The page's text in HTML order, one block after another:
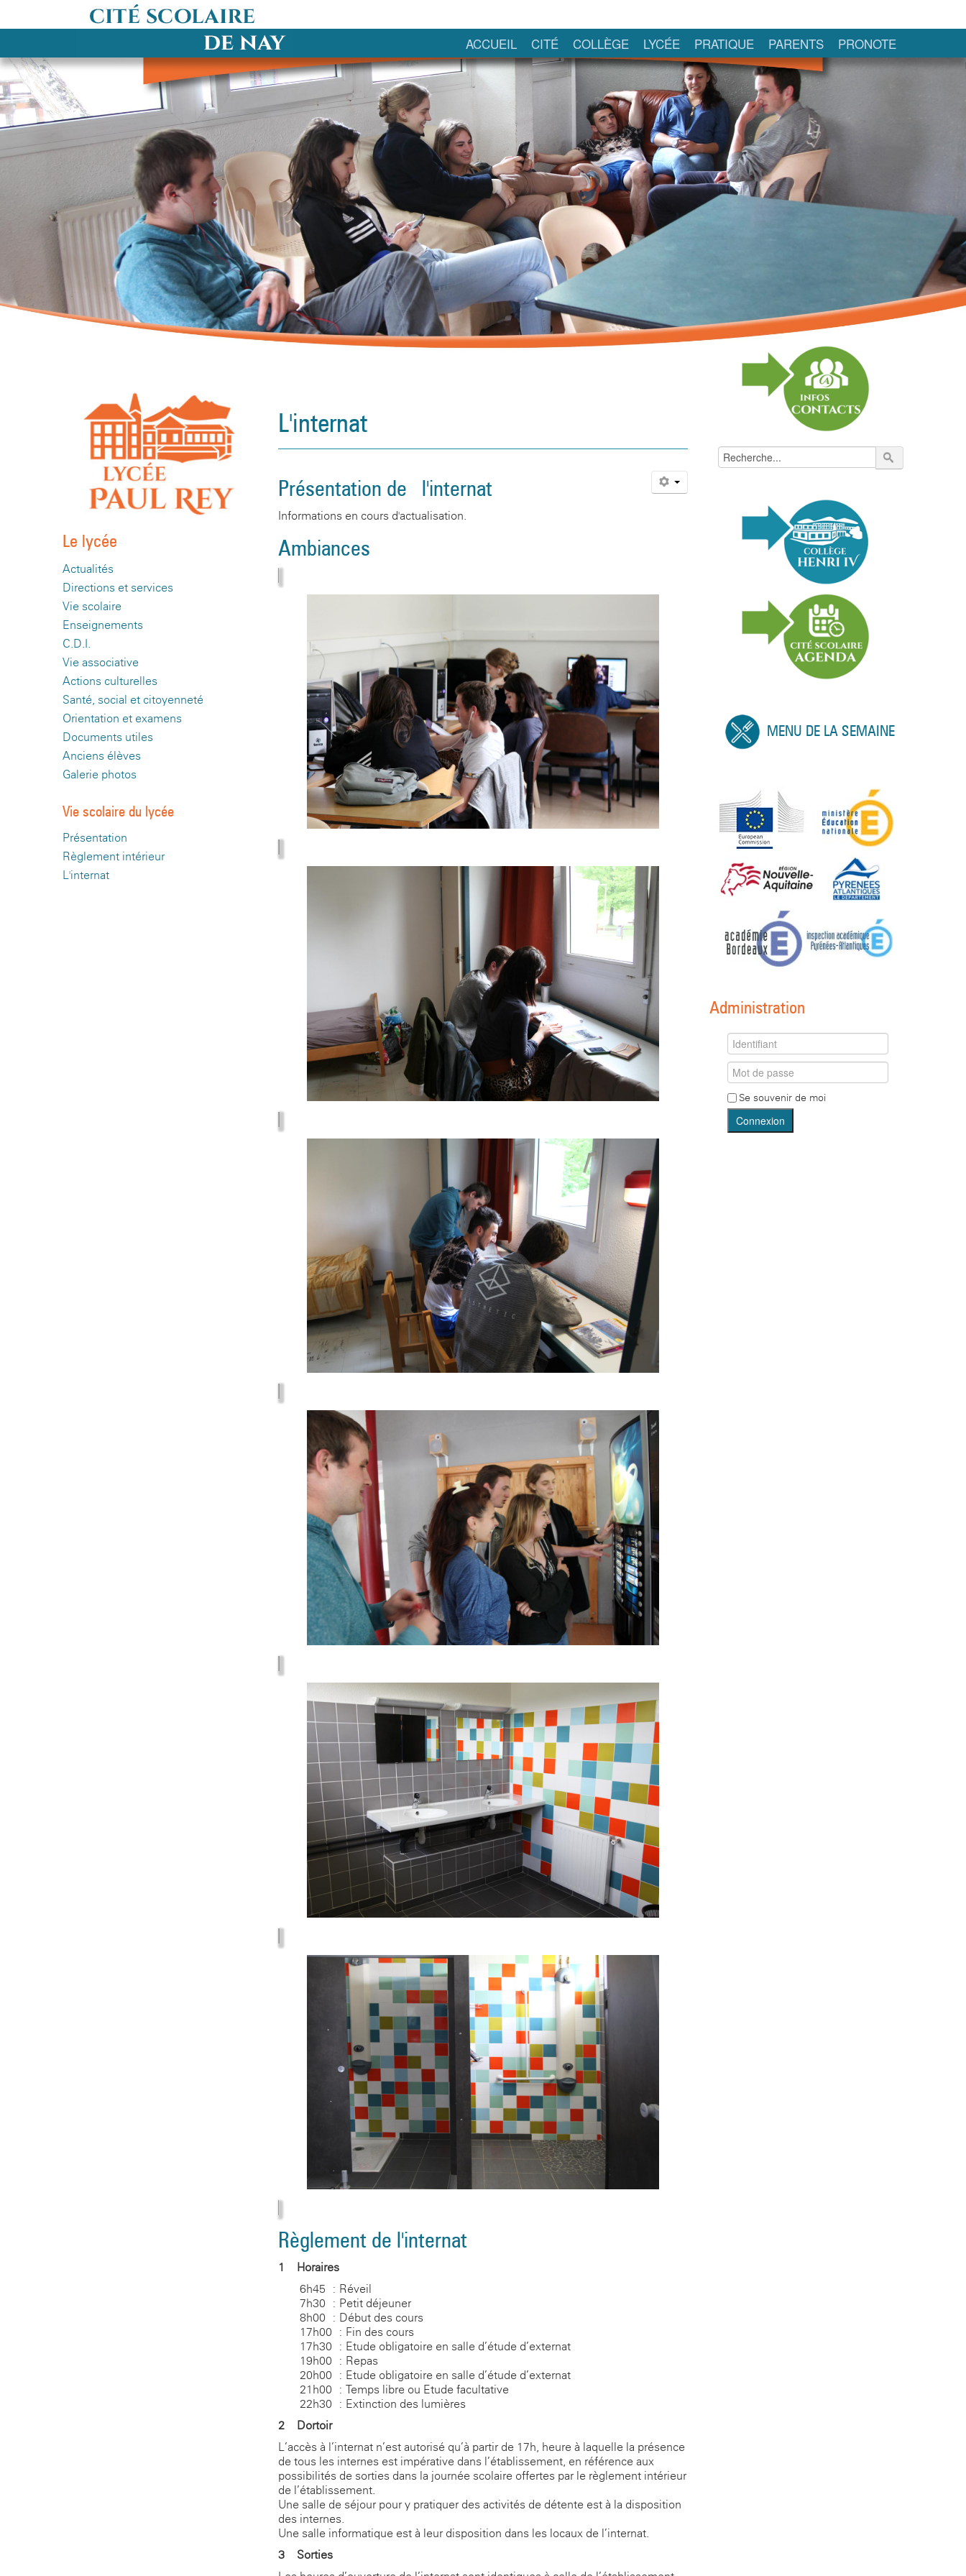
ACCUEIL CITÉ COLLÈGE LYCÉE PRATIQUE PARENTS PRONOTE
Le lycée
Actualités
Directions et services
Vie scolaire
Enseignements
C.D.I.
Vie associative
Actions culturelles
Santé, social et citoyenneté
Orientation et examens
Documents utiles
Anciens élèves
Galerie photos
Vie scolaire du lycée
Présentation
Règlement intérieur
L'internat
L'internat
Présentation de l'internat
Informations en cours d'actualisation.
Ambiances
Règlement de l'internat
1 - Horaires
6h45 : Réveil
7h30 : Petit déjeuner
8h00 : Début des cours
17h00 : Fin des cours
17h30 : Etude obligatoire en salle d’étude d’externat
19h00 : Repas
20h00 : Etude obligatoire en salle d’étude d’externat
21h00 : Temps libre ou Etude facultative
22h30 : Extinction des lumières
2 - Dortoir
L’accès à l’internat n’est autorisé qu’à partir de 17h, heure à laquelle la présence
de tous les internes est impérative dans l’établissement, en référence aux
possibilités de sorties dans la journée scolaire offertes par le règlement intérieur
de l’établissement.
Une salle de séjour pour y pratiquer des activités de détente est à la disposition
des internes.
Une salle informatique est à leur disposition dans les locaux de l’internat.
3 - Sorties
MENU DE LA SEMAINE
Administration
Se souvenir de moi
Connexion